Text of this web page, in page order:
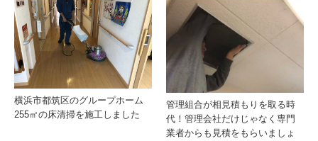
横浜市都筑区のグループホーム
255㎡の床清掃を施工しました
管理組合が相見積もりを取る時
代！管理会社だけじゃなく専門
業者からも見積をもらいましょ